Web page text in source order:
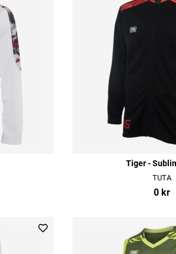
Tiger -
TUTA
0 kr